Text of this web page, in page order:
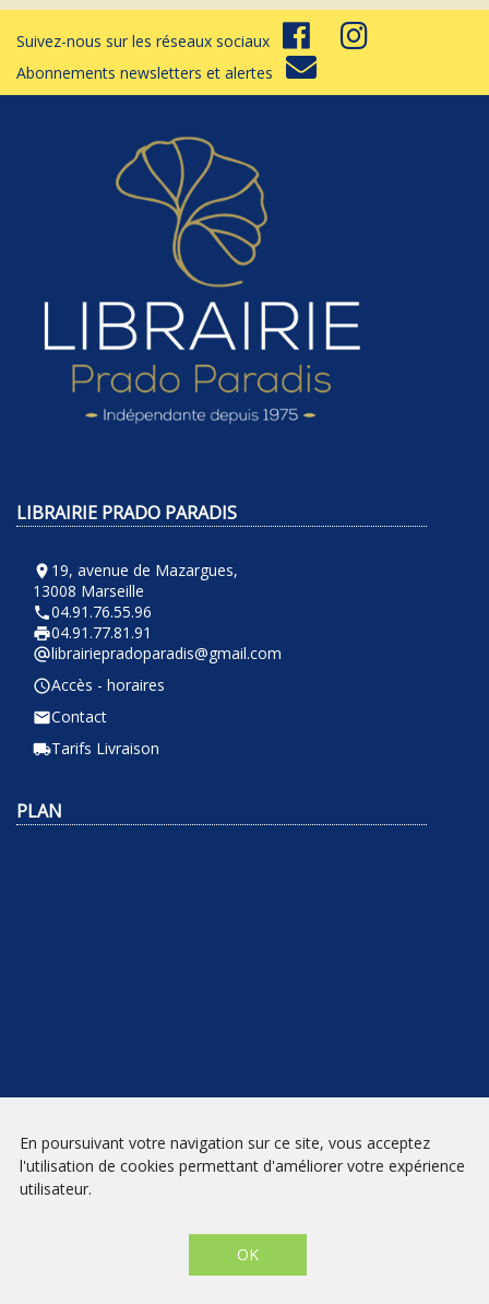
Suivez-nous sur les réseaux sociaux
Abonnements newsletters et alertes
LIBRAIRIE PRADO PARADIS
room 19, avenue de Mazargues,
13008 Marseille
phone04.91.76.55.96
local_printshop04.91.77.81.91
alternate_emaillibrairiepradoparadis@gmail.com
query_builderAccès - horaires
emailContact
local_shippingTarifs Livraison
PLAN
INSCRIPTION
Paradis - Marseille © 2026 - Site créé par
En poursuivant votre navigation sur ce site, vous acceptez
l'utilisation de cookies permettant d'améliorer votre expérience
utilisateur.
OK